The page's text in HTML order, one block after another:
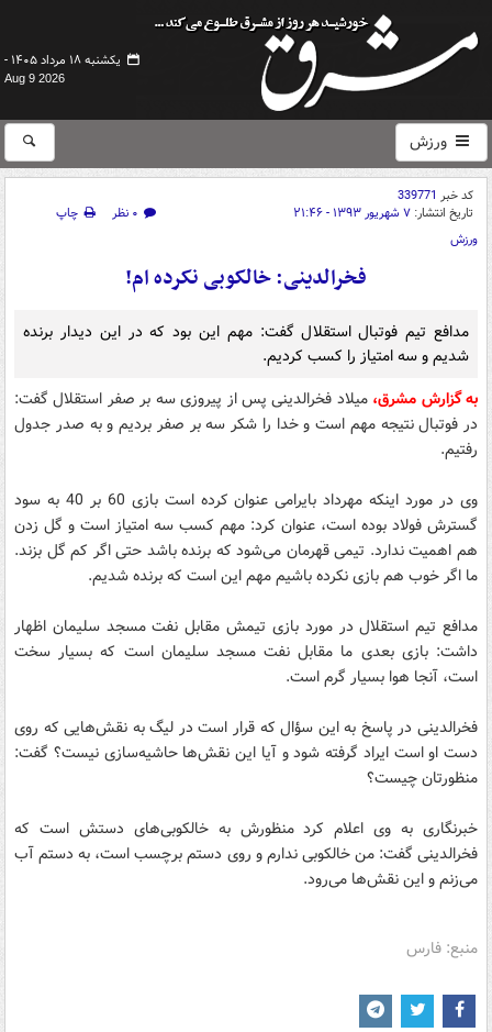
یکشنبه ۱۸ مرداد ۱۴۰۵ -
Aug 9 2026
ورزش
کد خبر 339771
تاریخ انتشار: ۷ شهریور ۱۳۹۳ - ۲۱:۴۶ ۰ نظر
چاپ
ورزش
فخرالدینی: خالکوبی نکرده ام!
مدافع تیم فوتبال استقلال گفت:‌ مهم این بود که در این دیدار برنده
شدیم و سه امتیاز را کسب کردیم.
به گزارش مشرق، میلاد فخرالدینی پس از پیروزی سه بر صفر استقلال گفت:
در فوتبال نتیجه مهم است و خدا را شکر سه بر صفر بردیم و به صدر جدول
رفتیم.
وی در مورد اینکه مهرداد بایرامی عنوان کرده است بازی 60 بر 40 به سود
گسترش فولاد بوده است، عنوان کرد: مهم کسب سه امتیاز است و گل زدن
هم اهمیت ندارد. تیمی قهرمان می‌شود که برنده باشد حتی اگر کم گل بزند.
ما اگر خوب هم بازی نکرده باشیم مهم این است که برنده شدیم.
مدافع تیم استقلال در مورد بازی تیمش مقابل نفت مسجد سلیمان اظهار
داشت: بازی بعدی ما مقابل نفت مسجد سلیمان است که بسیار سخت
است، آنجا هوا بسیار گرم است.
فخرالدینی در پاسخ به این سؤال که قرار است در لیگ به نقش‌هایی که روی
دست او است ایراد گرفته شود و آیا این نقش‌ها حاشیه‌سازی نیست؟ گفت:
منظورتان چیست؟
خبرنگاری به وی اعلام کرد منظورش به خالکوبی‌های دستش است که
فخرالدینی گفت: من خالکوبی ندارم و روی دستم برچسب است، به دستم آب
می‌زنم و این نقش‌ها می‌رود.
منبع: فارس